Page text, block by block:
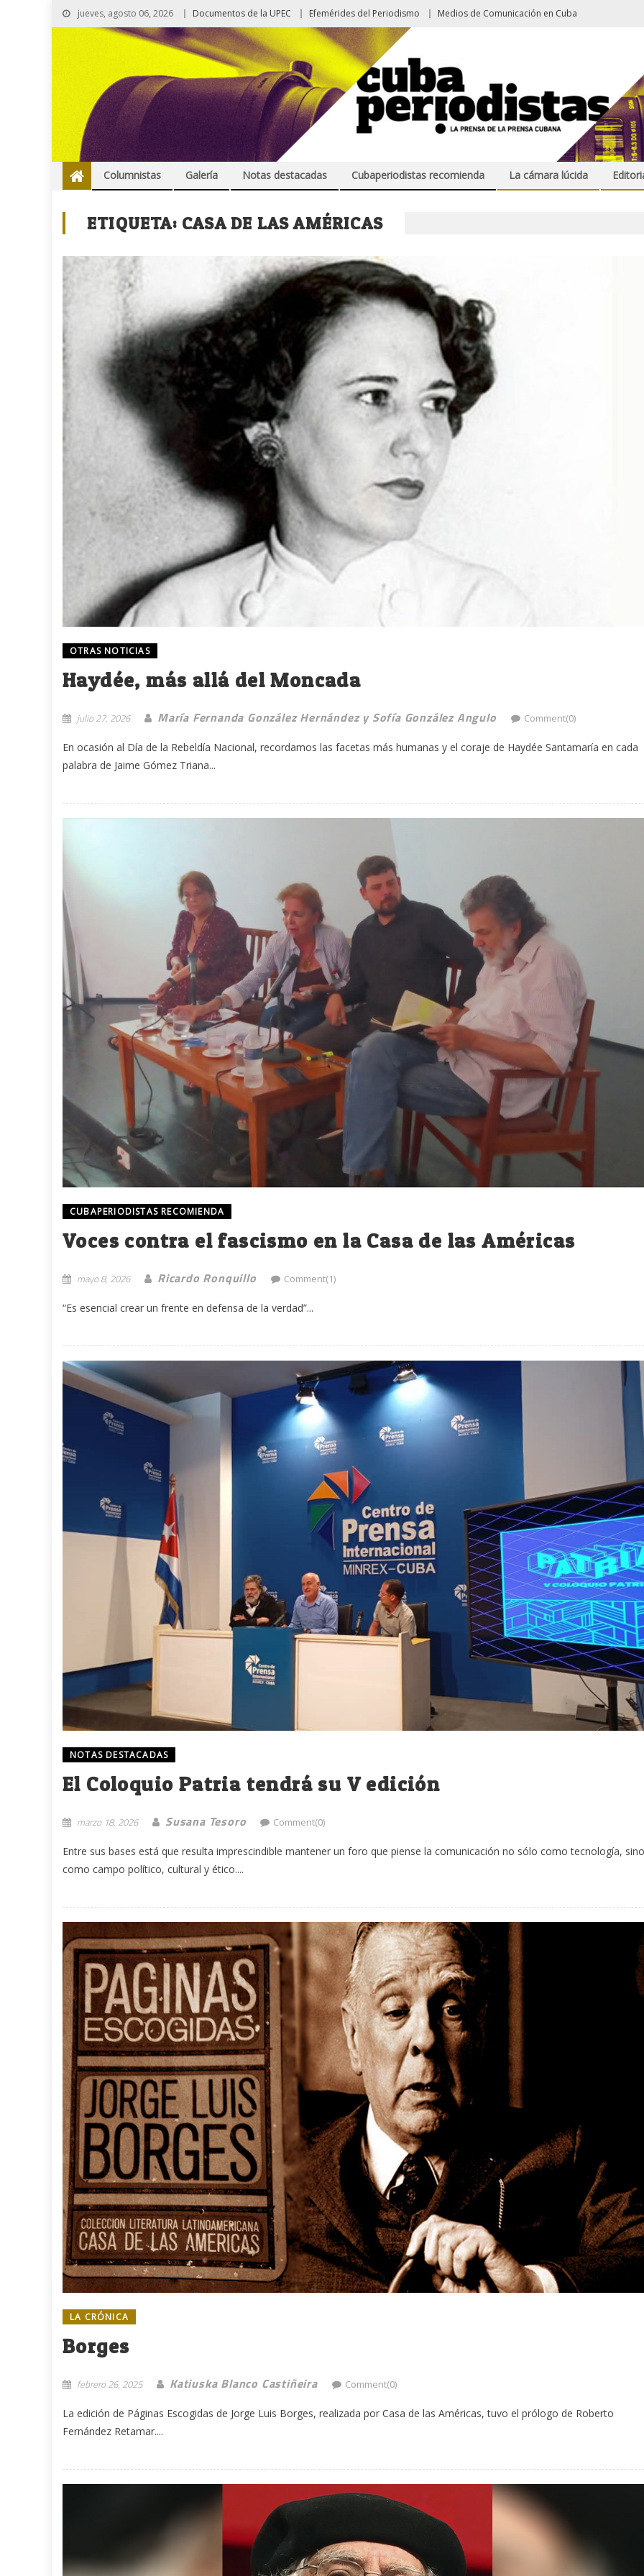
jueves, agosto 06, 2026 Documentos de la UPEC Efemérides del Periodismo Medios de Comunicación en Cuba
Columnistas Galería Notas destacadas Cubaperiodistas recomienda La cámara lúcida
ETIQUETA: CASA DE LAS AMÉRICAS
OTRAS NOTICIAS
Haydée, más allá del Moncada
julio 27, 2026 María Fernanda González Hernández y Sofía González Angulo Comment(0)
En ocasión al Día de la Rebeldía Nacional, recordamos las facetas más humanas y el coraje de Haydée Santamaría en cada
palabra de Jaime Gómez Triana...
CUBAPERIODISTAS RECOMIENDA
Voces contra el fascismo en la Casa de las Américas
mayo 8, 2026 Ricardo Ronquillo Comment(1)
“Es esencial crear un frente en defensa de la verdad”...
NOTAS DESTACADAS
El Coloquio Patria tendrá su V edición
marzo 18, 2026 Susana Tesoro Comment(0)
Entre sus bases está que resulta imprescindible mantener un foro que piense la comunicación no sólo como tecnología, sino
como campo político, cultural y ético....
LA CRÓNICA
Borges
febrero 26, 2025 Katiuska Blanco Castiñeira Comment(0)
La edición de Páginas Escogidas de Jorge Luis Borges, realizada por Casa de las Américas, tuvo el prólogo de Roberto
Fernández Retamar....